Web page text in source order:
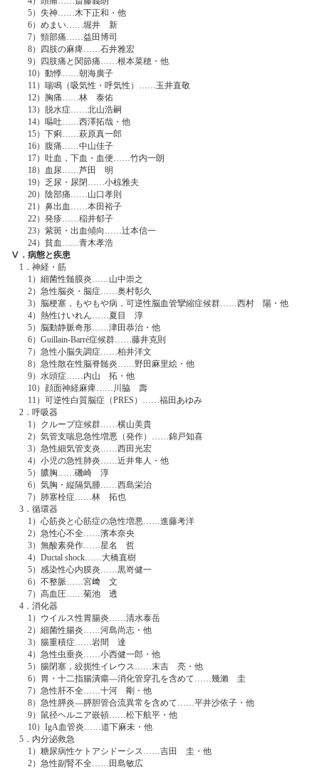
5）失神……木下正和・他
6）めまい……堀井 新
7）頸部痛……益田博司
8）四肢の麻痺……石井雅宏
9）四肢痛と関節痛……根本菜穂・他
10）動悸……朝海廣子
11）喘鳴（吸気性・呼気性）……玉井直敬
12）胸痛……林 泰佑
13）脱水症……北山浩嗣
14）嘔吐……西澤拓哉・他
15）下痢……萩原真一郎
16）腹痛……中山佳子
17）吐血，下血・血便……竹内一朗
18）血尿……芦田 明
19）乏尿・尿閉……小椋雅夫
20）陰部痛……山口孝則
21）鼻出血……本田裕子
22）発疹……稲井郁子
23）紫斑・出血傾向……辻本信一
24）貧血……青木孝浩
Ⅴ．病態と疾患
1．神経・筋
1）細菌性髄膜炎……山中崇之
2）急性脳炎・脳症……奥村彰久
3）脳梗塞，もやもや病，可逆性脳血管攣縮症候群……西村 陽・他
4）熱性けいれん……夏目 淳
5）脳動静脈奇形……津田恭治・他
6）Guillain-Barré症候群……藤井克則
7）急性小脳失調症……柏井洋文
8）急性散在性脳脊髄炎……野田麻里絵・他
9）水頭症……内山 拓・他
10）顔面神経麻痺……川脇 壽
11）可逆性白質脳症（PRES）……福田あゆみ
2．呼吸器
1）クループ症候群……横山美貴
2）気管支喘息急性増悪（発作）……錦戸知喜
3）急性細気管支炎……西田光宏
4）小児の急性肺炎……近井隼人・他
5）膿胸……磯崎 淳
6）気胸・縦隔気腫……西島栄治
7）肺塞栓症……林 拓也
3．循環器
1）心筋炎と心筋症の急性増悪……進藤考洋
2）急性心不全……濱本奈央
3）無酸素発作……星名 哲
4）Ductal shock……大橋直樹
5）感染性心内膜炎……黒嵜健一
6）不整脈……宮﨑 文
7）高血圧……菊池 透
4．消化器
1）ウイルス性胃腸炎……清水泰岳
2）細菌性腸炎……河島尚志・他
3）腸重積症……岩間 達
4）急性虫垂炎……小西健一郎・他
5）腸閉塞，絞扼性イレウス……末吉 亮・他
6）胃・十二指腸潰瘍―消化管穿孔を含めて……幾瀨 圭
7）急性肝不全……十河 剛・他
8）急性膵炎―膵胆管合流異常を含めて……平井沙依子・他
9）鼠径ヘルニア嵌頓……松下航平・他
10）IgA血管炎……道下麻未・他
5．内分泌救急
1）糖尿病性ケトアシドーシス……吉田 圭・他
2）急性副腎不全……田島敏広